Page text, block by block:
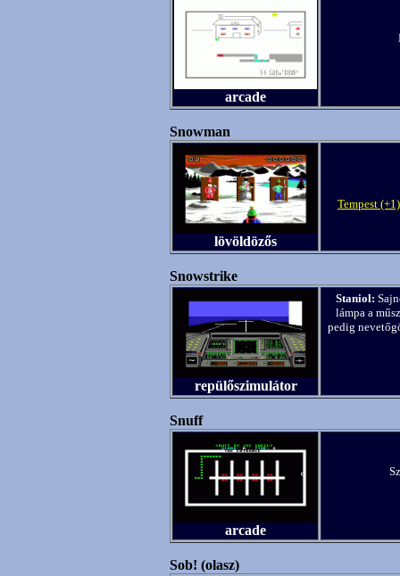
arcade
Snowman
lövöldözős
Tempest
Snowstrike
repülőszimulátor
Staniol:
lámpa a
pedig
Snuff
arcade
Sob! (olasz)